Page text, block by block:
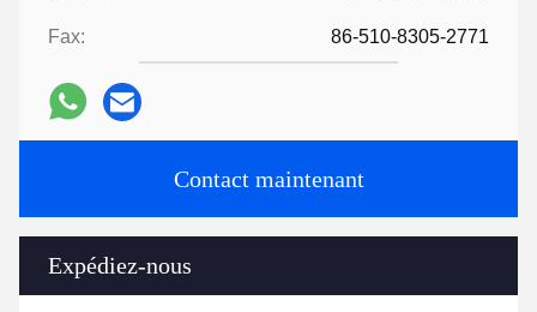
Fax: 86-510-8305-2771
Contact maintenant
Expédiez-nous